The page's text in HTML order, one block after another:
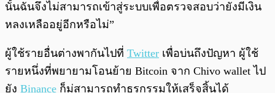
นั้นฉันจึงไม่สามารถเข้าสู่ระบบเพื่อตรวจสอบว่ายังมีเงิน
หลงเหลืออยู่อีกหรือไม่”
ผู้ใช้รายอื่นต่างพากันไปที่ Twitter เพื่อบ่นถึงปัญหา ผู้ใช้
รายหนึ่งที่พยายามโอนย้าย Bitcoin จาก Chivo wallet ไป
ยัง Binance ก็ม่สามารถทำธุรกรรมให้เสร็จสิ้นได้